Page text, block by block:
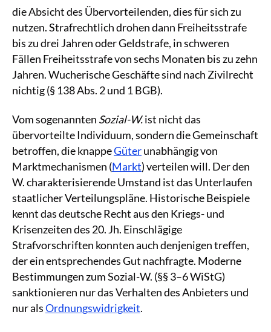
die Absicht des Übervorteilenden, dies für sich zu
nutzen. Strafrechtlich drohen dann Freiheitsstrafe
bis zu drei Jahren oder Geldstrafe, in schweren
Fällen Freiheitsstrafe von sechs Monaten bis zu zehn
Jahren. Wucherische Geschäfte sind nach Zivilrecht
nichtig (§ 138 Abs. 2 und 1 BGB).
Vom sogenannten Sozial-W.ist nicht das
übervorteilte Individuum, sondern die Gemeinschaft
betroffen, die knappeGüterunabhängig von
Marktmechanismen (Markt) verteilen will. Der den
W. charakterisierende Umstand ist das Unterlaufen
staatlicher Verteilungspläne. Historische Beispiele
kennt das deutsche Recht aus den Kriegs- und
Krisenzeiten des 20. Jh. Einschlägige
Strafvorschriften konnten auch denjenigen treffen,
der ein entsprechendes Gut nachfragte. Moderne
Bestimmungen zum Sozial-W. (§§ 3–6 WiStG)
sanktionieren nur das Verhalten des Anbieters und
nur alsOrdnungswidrigkeit.